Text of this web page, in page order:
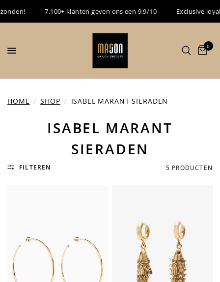
7.100+ klanten geven ons een 9,9/10 Exclusive
0
HOME / SHOP / ISABEL MARANT SIERADEN
ISABEL MARANT
SIERADEN
FILTEREN 5 PRODUCTEN